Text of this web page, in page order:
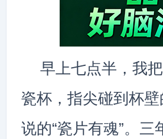
早上七点半，我
瓷杯，指尖碰到杯
说的“瓷片有魂”。